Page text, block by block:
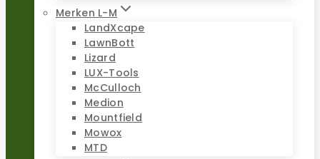
Merken L-M
LandXcape
LawnBott
Lizard
LUX-Tools
McCulloch
Medion
Mountfield
Mowox
MTD